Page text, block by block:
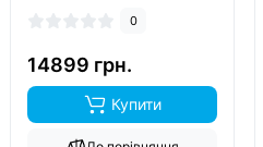
китай, інвертор так,
0
14899 грн.
Купити